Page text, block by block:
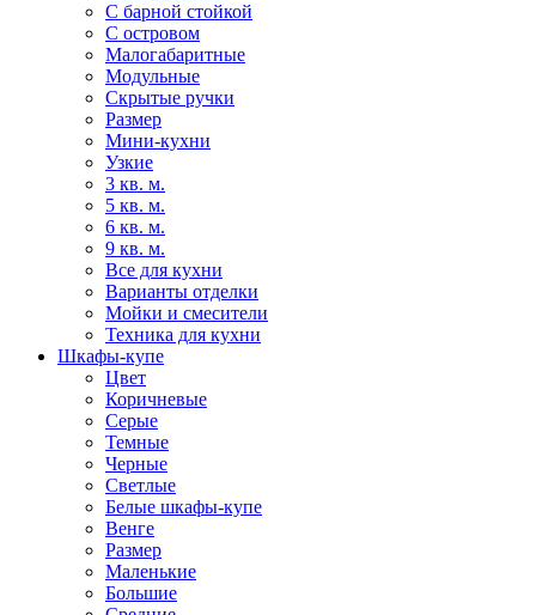
С барной стойкой
С островом
Малогабаритные
Модульные
Скрытые ручки
Размер
Мини-кухни
Узкие
3 кв. м.
5 кв. м.
6 кв. м.
9 кв. м.
Все для кухни
Варианты отделки
Мойки и смесители
Техника для кухни
Шкафы-купе
Цвет
Коричневые
Серые
Темные
Черные
Светлые
Белые шкафы-купе
Венге
Размер
Маленькие
Большие